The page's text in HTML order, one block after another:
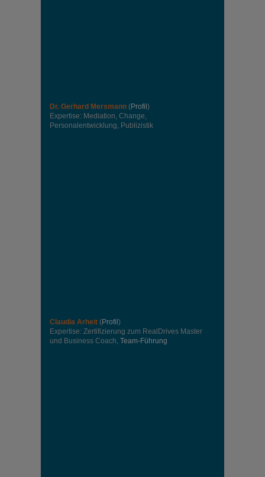
Dr. Gerhard Mersmann (Profil )
Expertise: Mediation, Change,
Personalentwicklung, Publizistik
Claudia Arheit (Profil )
Expertise: Zertifizierung zum RealDrives Master
und Business Coach, Team-Führung